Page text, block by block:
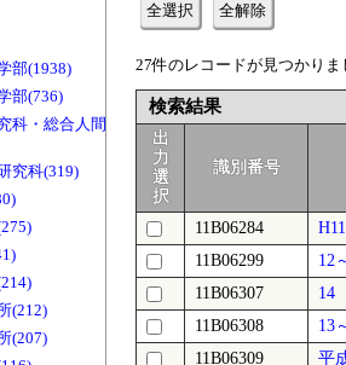
部(1938)
部(736)
科・総合人間学部
究科(319)
(212)
(207)
全選択 全解除
27件のレコードが見つかり
検索結果
出
力
選
択
識別番号
11B06284
11B06299
12
11B06307
14
11B06308
13
11B06309
平